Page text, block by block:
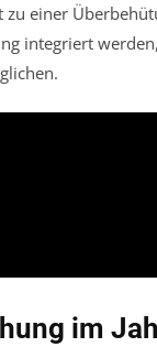
einer
integriert
im